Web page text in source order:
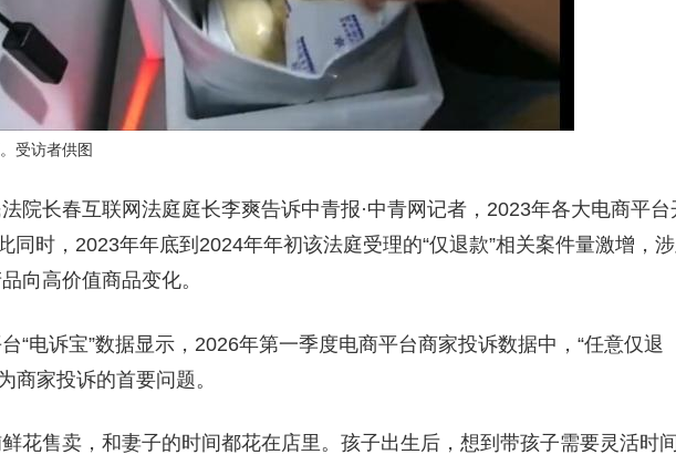
受访者供图
院长春互联网法庭庭长李爽告诉中青报·中青网记者，2023年各大电商平台
同时，2023年年底到2024年年初该法庭受理的“仅退款”相关案件量激增，涉
向高价值商品变化。
“电诉宝”数据显示，2026年第一季度电商平台商家投诉数据中，“任意仅退
商家投诉的首要问题。
花售卖，和妻子的时间都花在店里。孩子出生后，想到带孩子需要灵活时间